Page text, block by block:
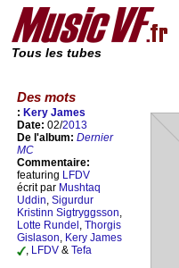
Tous les tubes
Des mots
: Kery James
Date: 02/2013
De l'album: Dernier
MC
Commentaire:
featuring LFDV
écrit par Mushtaq
Uddin, Sigurdur
Kristinn Sigtryggsson,
Lotte Rundel , Thorgis
Gislason, Kery James
, LFDV & Tefa